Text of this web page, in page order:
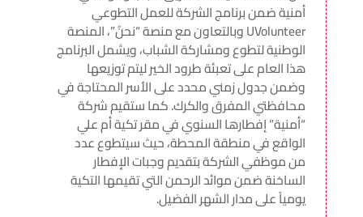
أمنية ضمن برنامج الشركة للعمل التطوعي
UVolunteer وبالتعاون مع منصة “نحنُ”، المنصة
الوطنية لتطوع ومشاركة الشباب، ويشمل البرنامج
هذا العام على تعبئة طرود الخير ليتم توزيعها
وضمن جدول زمني محدد على الأسر المحتاجة في
محافظتي المفرق والكرك. كما ستقيم شركة
“أمنية” إفطارها السنوي في مقر تكية أم علي
الواقع في منطقة المحطة، حيث سيتطوع عدد
من موظفي الشركة بتقديم وجبات الإفطار
الساخنة ضمن موائد الرحمن التي تقيمها التكية
يومياً على مدار الشهر الفضيل.